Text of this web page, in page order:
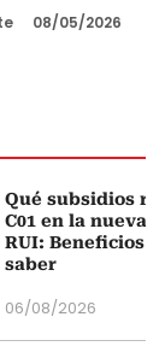
08/05/2026
Qué subsidios
C01 en la nueva
RUI: Beneficios
saber
06/08/2026